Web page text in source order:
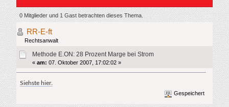
28 Prozent Marge bei Strom (Gelesen 12446 mal)
0 Mitglieder und 1 Gast betrachten dieses Thema.
RR-E-ft
Rechtsanwalt
Methode E.ON: 28 Prozent Marge bei Strom
« am: 07. Oktober 2007, 17:02:02 »
Siehste hier.
Gespeichert